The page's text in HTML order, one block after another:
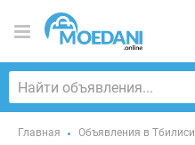
Главная Объявления в Тбилиси